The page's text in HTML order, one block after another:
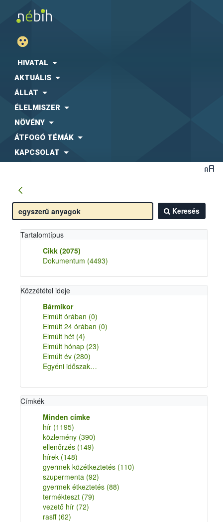
HIVATAL
AKTUÁLIS
ÁLLAT
ÉLELMISZER
NÖVÉNY
ÁTFOGÓ TÉMÁK
KAPCSOLAT
Keresés
Tartalomtípus
Cikk (2075)
Dokumentum (4493)
Közzététel ideje
Bármikor
Elmúlt órában (0)
Elmúlt 24 órában (0)
Elmúlt hét (4)
Elmúlt hónap (23)
Elmúlt év (280)
Egyéni időszak…
Címkék
Minden címke
hír (1195)
közlemény (390)
ellenőrzés (149)
hírek (148)
gyermek közétkeztetés (110)
szupermenta (92)
gyermek étkeztetés (88)
termékteszt (79)
vezető hír (72)
rasff (62)